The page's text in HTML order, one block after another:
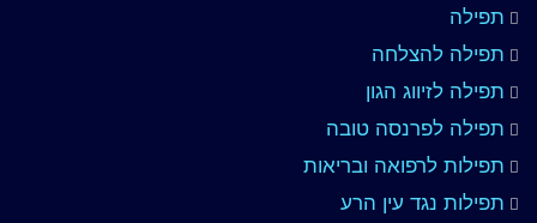
תפילה
תפילה להצלחה
תפילה לזיווג הגון
תפילה לפרנסה טובה
תפילות לרפואה ובריאות
תפילות נגד עין הרע